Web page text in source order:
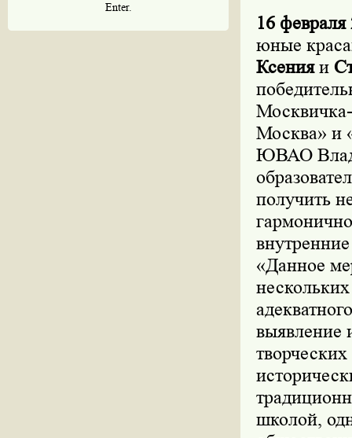
Enter.
16 февраля
юные
Ксенияи
Москва» и
ЮВАО
получить
«Данное
выявление
школой,